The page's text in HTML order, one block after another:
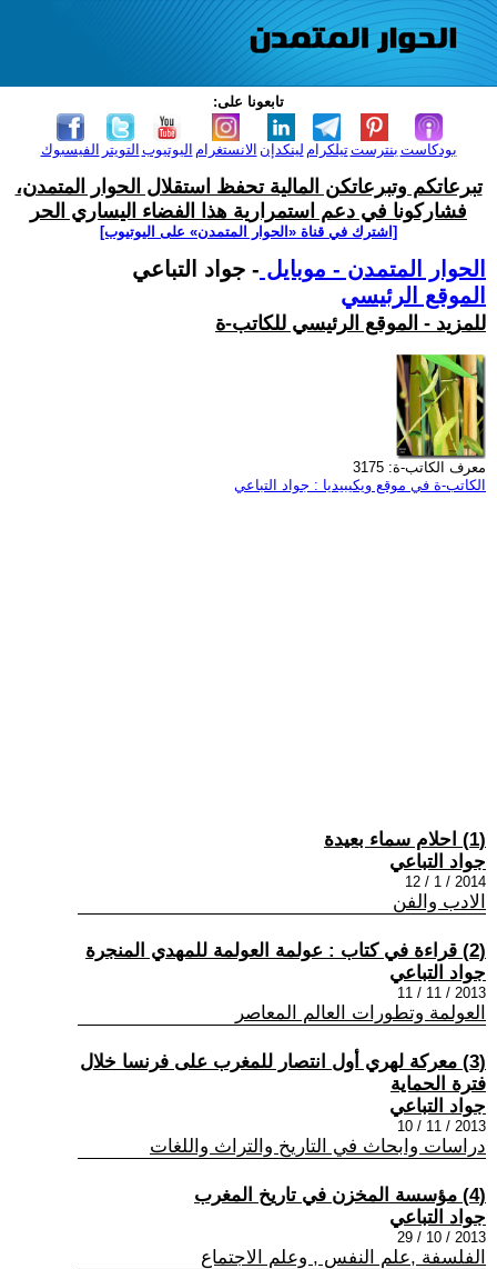
تابعونا على:
الفيسبوك التويتر اليوتيوب الانستغرام لينكدإن تيلكرامبنترست بودكاست
تبرعاتكم وتبرعاتكن المالية تحفظ استقلال الحوار المتمدن،
فشاركونا في دعم استمرارية هذا الفضاء اليساري الحر
[اشترك في قناة ‫«الحوار المتمدن» على اليوتيوب]
الحوار المتمدن - موبايل - جواد التباعي
الموقع الرئيسي
للمزيد - الموقع الرئيسي للكاتب-ة
معرف الكاتب-ة: 3175
الكاتب-ة في موقع ويكيبيديا : جواد التباعي
(1) احلام سماء بعيدة
جواد التباعي
2014 / 1 / 12
الادب والفن
(2) قراءة في كتاب : عولمة العولمة للمهدي المنجرة
جواد التباعي
2013 / 11 / 11
العولمة وتطورات العالم المعاصر
(3) معركة لهري أول انتصار للمغرب على فرنسا خلال
فترة الحماية
جواد التباعي
2013 / 11 / 10
دراسات وابحاث في التاريخ والتراث واللغات
(4) مؤسسة المخزن في تاريخ المغرب
جواد التباعي
2013 / 10 / 29
الفلسفة ,علم النفس , وعلم الاجتماع